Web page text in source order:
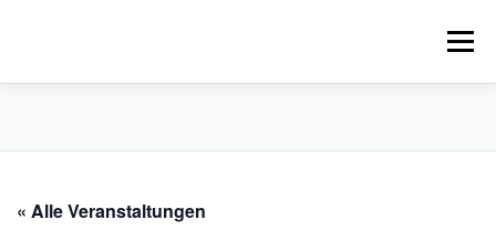
Menü
VERLEIH, TOUREN UND SUP
« Alle Veranstaltungen